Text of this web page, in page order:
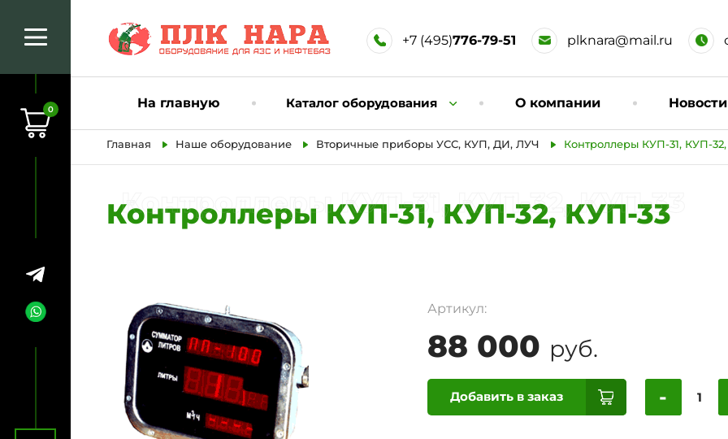
+7 (495)776-79-51 plknara@mail.ru
На главную Каталог оборудования О компании Новости
0
Главная Наше оборудование Вторичные приборы УСС, КУП, ДИ, ЛУЧ Контроллеры КУП-31, КУП-
Контроллеры КУП-31, КУП-32, КУП-33
Контроллеры КУП-31, КУП-32, КУП-33
Артикул:
88 000 руб.
Добавить в заказ -